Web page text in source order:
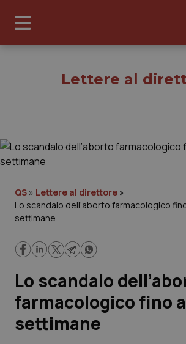
Governo e Parlamento
Regioni e Asl
Lavoro e Professioni
Scienza e Farmaci
Studi e Analisi
Lettere al
QS » Lettere al direttore »
Lo scandalo dell’aborto farmacologico
settimane
Lo scandalo
farmacologico fino
settimane